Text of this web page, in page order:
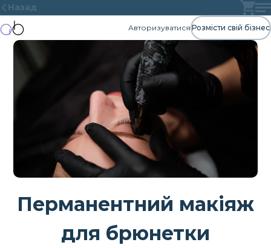
Назад
Авторизуватися Розмісти свій бізнес
Перманентний макіяж
для брюнетки